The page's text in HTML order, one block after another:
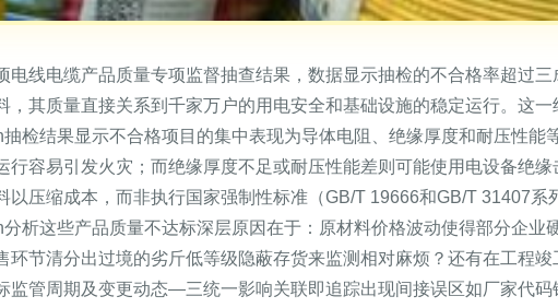
电线电缆产品质量专项监督抽查结果，数据显示抽检的不合格率超过
，其质量直接关系到千家万户的用电安全和基础设施的稳定运行。这
检结果显示不合格项目的集中表现为导体电阻、绝缘厚度和耐压性能
行容易引发火灾；而绝缘厚度不足或耐压性能差则可能使用电设备绝
压缩成本，而非执行国家强制性标准（GB/T 19666和GB/T 31407系
析这些产品质量不达标深层原因在于：原材料价格波动使得部分企业
环节清分出过境的劣斤低等级隐蔽存货来监测相对麻烦？还有在工程
监管周期及变更动态—三统一影响关联即追踪出现间接误区如厂家代码